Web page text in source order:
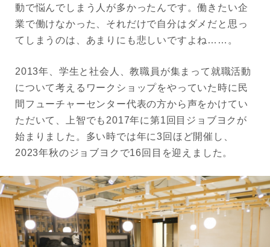
動で悩んでしまう人が多かったんです。働きたい企
業で働けなかった、それだけで自分はダメだと思っ
てしまうのは、あまりにも悲しいですよね……。
2013年、学生と社会人、教職員が集まって就職活動
について考えるワークショップをやっていた時に民
間フューチャーセンター代表の方から声をかけてい
ただいて、上智でも2017年に第1回目ジョブヨクが
始まりました。多い時では年に3回ほど開催し、
2023年秋のジョブヨクで16回目を迎えました。